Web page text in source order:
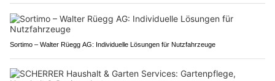
Sortimo – Walter Rüegg AG: Individuelle Lösungen für Nutzfahrzeuge